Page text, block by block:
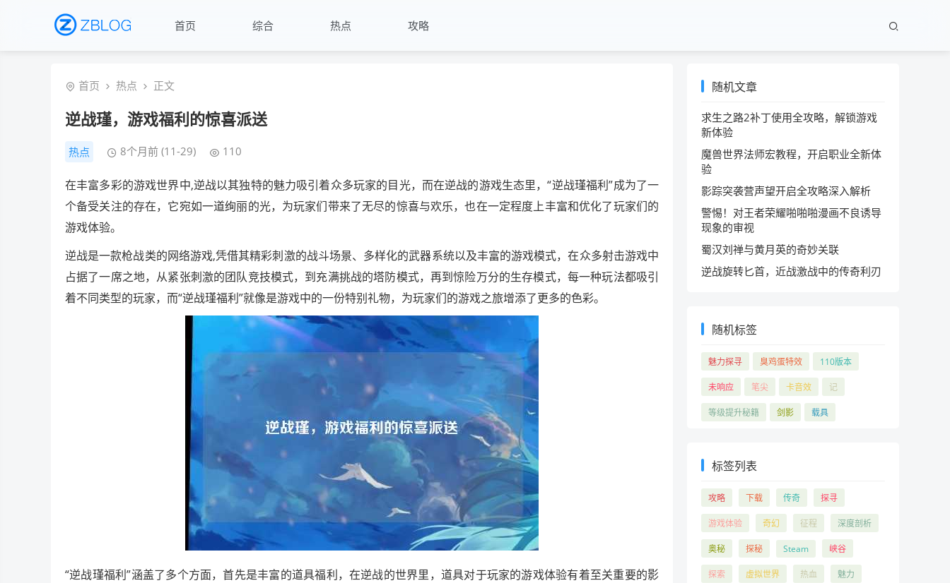
首页 综合 热点 攻略
首页 热点 正文
逆战瑾，游戏福利的惊喜派送
热点 8个月前 (11-29) 110
在丰富多彩的游戏世界中,逆战以其独特的魅力吸引着众多玩家的目光，而在逆战的游戏生态里，“逆战瑾福利”成为了一
个备受关注的存在，它宛如一道绚丽的光，为玩家们带来了无尽的惊喜与欢乐，也在一定程度上丰富和优化了玩家们的
游戏体验。
逆战是一款枪战类的网络游戏,凭借其精彩刺激的战斗场景、多样化的武器系统以及丰富的游戏模式，在众多射击游戏中
占据了一席之地，从紧张刺激的团队竞技模式，到充满挑战的塔防模式，再到惊险万分的生存模式，每一种玩法都吸引
着不同类型的玩家，而“逆战瑾福利”就像是游戏中的一份特别礼物，为玩家们的游戏之旅增添了更多的色彩。
“逆战瑾福利”涵盖了多个方面，首先是丰富的道具福利，在逆战的世界里，道具对于玩家的游戏体验有着至关重要的影
随机文章
求生之路2补丁使用全攻略，解锁游戏
新体验
魔兽世界法师宏教程，开启职业全新体
验
影踪突袭营声望开启全攻略深入解析
警惕！对王者荣耀啪啪啪漫画不良诱导
现象的审视
蜀汉刘禅与黄月英的奇妙关联
逆战旋转匕首，近战激战中的传奇利刃
随机标签
魅力探寻 臭鸡蛋特效 110版本
未响应 笔尖 卡音效 记
等级提升秘籍 剑影 载具
标签列表
攻略 下载 传奇 探寻
游戏体验 奇幻 征程 深度剖析
奥秘 探秘 Steam 峡谷
探索 虚拟世界 热血 魅力